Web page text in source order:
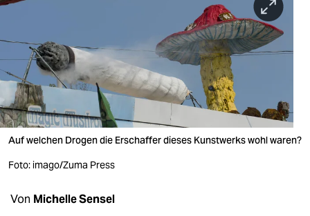
nord
wahrheit
verlag
verlag
veranstaltungen
Auf welchen Drogen die Erschaffer dieses Kunstwerks wohl waren?
Foto: imago/Zuma Press
Von Michelle Sensel